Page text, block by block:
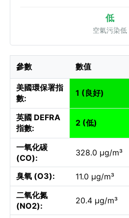
低
空氣污染低
參數 數值
美國環保署指
數:
1 (良好)
英國 DEFRA
指數:
2 (低)
一氧化碳
(CO):
328.0 µg/m³
臭氧 (O3):
11.0 µg/m³
二氧化氮
(NO2):
20.4 µg/m³